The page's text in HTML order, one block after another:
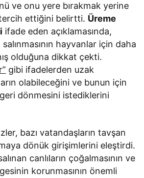
ve onu yere bırakmak yerine
ettiğini belirtti. Üreme
ifade eden açıklamasında,
hayvanlar için daha
olduğuna dikkat çekti.
gibi ifadelerden uzak
olabileceğini ve bunun için
dönmesini istediklerini
bazı vatandaşların tavşan
dönük girişimlerini eleştirdi.
canlıların çoğalmasının ve
korunmasının önemli